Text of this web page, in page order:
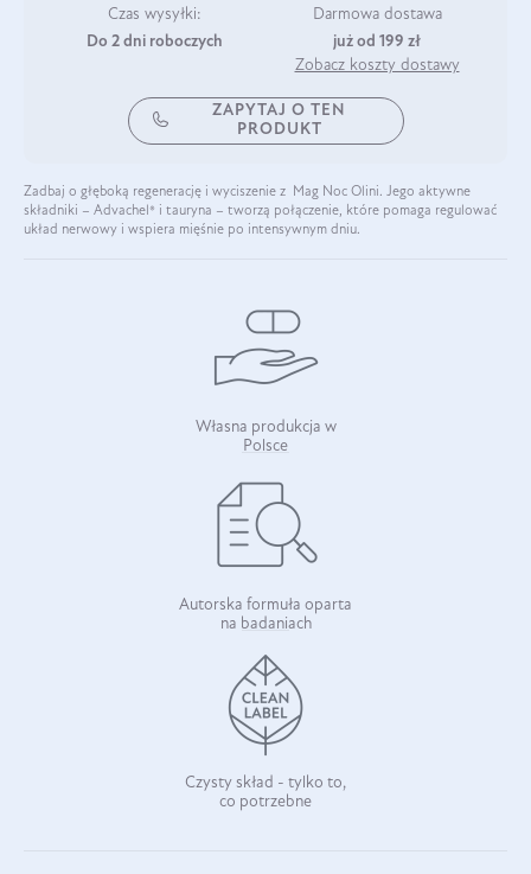
Czas wysyłki:
Do 2 dni roboczych
Darmowa dostawa
już od 199 zł
Zobacz koszty dostawy
ZAPYTAJ O TEN
PRODUKT
Zadbaj o głęboką regenerację i wyciszenie z Mag Noc Olini. Jego aktywne
składniki – Advachel® i tauryna – tworzą połączenie, które pomaga regulować
układ nerwowy i wspiera mięśnie po intensywnym dniu.
Własna produkcja w
Polsce
Autorska formuła oparta
na badaniach
Czysty skład - tylko to,
co potrzebne